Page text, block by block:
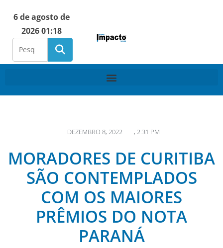
6 de agosto de
2026 01:18
DEZEMBRO 8, 2022 , 2:31 PM
MORADORES DE CURITIBA
SÃO CONTEMPLADOS
COM OS MAIORES
PRÊMIOS DO NOTA
PARANÁ